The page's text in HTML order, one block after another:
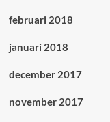
februari 2018
januari 2018
december 2017
november 2017